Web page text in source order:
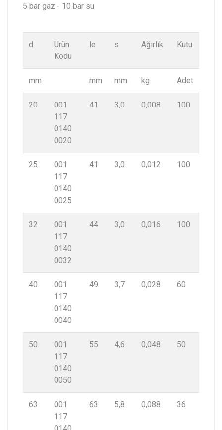
5 bar gaz - 10 bar su
d
Ürün
Kodu
le s Ağırlık Kutu
mm mm mm kg Adet
20
001
117
0140
0020
41 3,0 0,008 100
25
001
117
0140
0025
41 3,0 0,012 100
32
001
117
0140
0032
44 3,0 0,016 100
40
001
117
0140
0040
49 3,7 0,028 60
50
001
117
0140
0050
55 4,6 0,048 50
63
001
117
63 5,8 0,088 36